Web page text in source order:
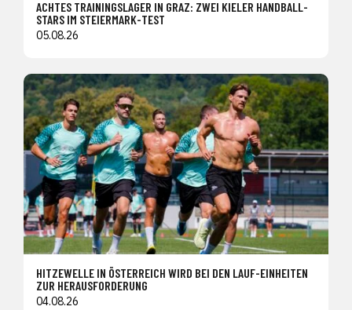
ACHTES TRAININGSLAGER IN GRAZ: ZWEI KIELER HANDBALL-
STARS IM STEIERMARK-TEST
05.08.26
HITZEWELLE IN ÖSTERREICH WIRD BEI DEN LAUF-EINHEITEN
ZUR HERAUSFORDERUNG
04.08.26